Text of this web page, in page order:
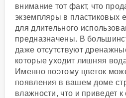
внимание тот факт, что
экземпляры в пластиковых
для длительного
предназначены. В
даже отсутствуют
которые уходит лишняя
Именно поэтому цветок
появления в вашем доме
влажности, что и приведет